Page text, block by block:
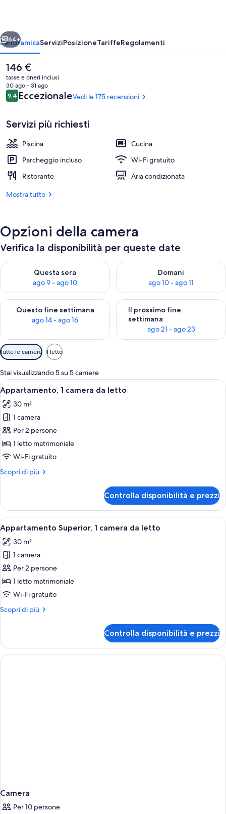
Men
Only
Piscina all'aperto, ombrelloni da
Avanti
64+
PanoramicaServiziPosizioneTariffeRegolamenti
Il
prezzo
attuale
è
146 €
146 €
tasse e oneri inclusi
30 ago - 31 ago
Recensioni
9,49,4 su 10
EccezionaleVedi le 175 recensioni
Servizi più richiesti
Piscina
Cucina
Parcheggio incluso
Wi-Fi gratuito
Ristorante
Aria condizionata
Mostra tutto
Opzioni della camera
Verifica la disponibilità per queste date
Questa sera
ago 9 - ago 10
Verifica la disponibilità per questa sera, ago 9 - ago 10
Domani
ago 10 - ago 11
Verifica la disponibilità per
Questo fine settimana
ago 14 - ago 16
Verifica la disponibilità per questo fine settimana, ago 14 -
Il prossimo fine
settimana
ago 21 - ago 23
Verifica la disponibilità per il
Filtri
disponibili
per
le
camere
Tutte le camere 1 letto
Stai visualizzando 5 su 5 camere
Apri
tutte
le
foto
per
Appartamento,
1
da
Un soggiorno moderno con divano,
19
Appartamento, 1 camera da letto
30 m²
1 camera
Per 2 persone
1 letto matrimoniale
Wi-Fi gratuito
Scopri di più
Altri
1
camera
da
letto
Controlla disponibilità e prezzi
Apri
tutte
le
foto
per
Appartamento
Superior,
camera
Un soggiorno moderno e
24
Appartamento Superior, 1 camera da letto
30 m²
1 camera
Per 2 persone
1 letto matrimoniale
Wi-Fi gratuito
Scopri di più
Altri
Superior,
camera
Controlla disponibilità e prezzi
Camera
Per 10 persone